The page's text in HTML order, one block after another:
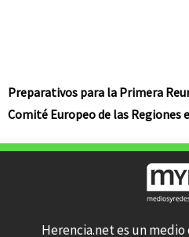
Preparativos para la Primera
Comité Europeo de las Regiones
Herencia.net es un medio